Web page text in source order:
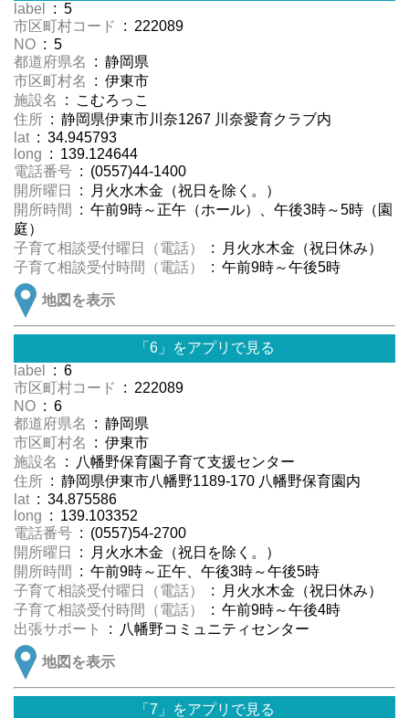
label
: 5
市区町村コード
: 222089
NO : 5
都道府県名
: 静岡県
市区町村名
: 伊東市
施設名
: こむろっこ
住所 : 静岡県伊東市川奈1267 川奈愛育クラブ内
lat : 34.945793
long : 139.124644
電話番号 : (0557)44-1400
開所曜日
: 月火水木金（祝日を除く。）
開所時間
: 午前9時～正午（ホール）、午後3時～5時（園
庭）
子育て相談受付曜日（電話）
: 月火水木金（祝日休み）
子育て相談受付時間（電話）
: 午前9時～午後5時
地図を表示
「6」をアプリで見る
label
: 6
市区町村コード
: 222089
NO : 6
都道府県名
: 静岡県
市区町村名
: 伊東市
施設名
: 八幡野保育園子育て支援センター
住所 : 静岡県伊東市八幡野1189-170 八幡野保育園内
lat : 34.875586
long : 139.103352
電話番号 : (0557)54-2700
開所曜日
: 月火水木金（祝日を除く。）
開所時間
: 午前9時～正午、午後3時～午後5時
子育て相談受付曜日（電話）
: 月火水木金（祝日休み）
子育て相談受付時間（電話）
: 午前9時～午後4時
出張サポート
: 八幡野コミュニティセンター
地図を表示
「7」をアプリで見る